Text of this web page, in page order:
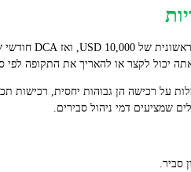
על רכישה הן גבוהות יחסית, רכישות
שמציעים דמי ניהול סבירים.